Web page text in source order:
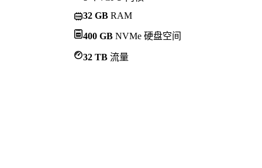
32 GB RAM
400 GB NVMe 硬盘空间
32 TB 流量